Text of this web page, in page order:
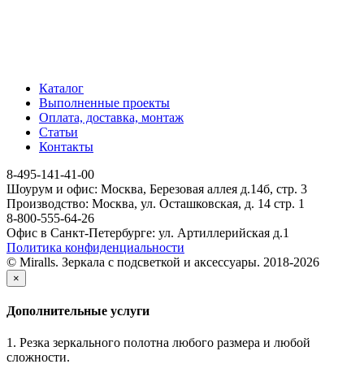
Каталог
Выполненные проекты
Оплата, доставка, монтаж
Статьи
Контакты
8-495-141-41-00
Шоурум и офис: Москва, Березовая аллея д.14б, стр. 3
Производство: Москва, ул. Осташковская, д. 14 стр. 1
8-800-555-64-26
Офис в Санкт-Петербурге: ул. Артиллерийская д.1
Политика конфиденциальности
© Miralls. Зеркала с подсветкой и аксессуары. 2018-2026
×
Дополнительные услуги
1. Резка зеркального полотна любого размера и любой
сложности.